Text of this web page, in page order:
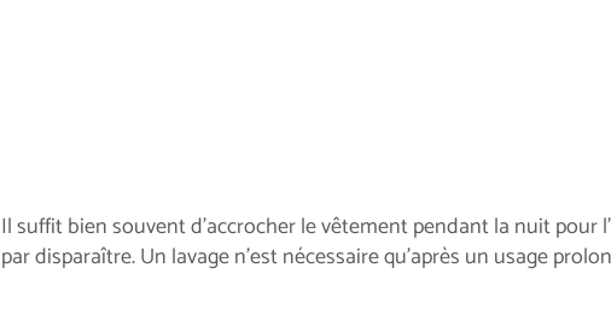
Il suffit bien souvent d’accrocher le vêtement pendant la nuit pour
par disparaître. Un lavage n’est nécessaire qu’après un usage